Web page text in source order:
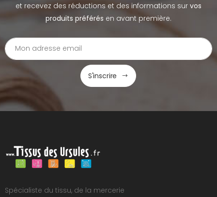
et recevez des réductions et des informations sur vos
produits préférés en avant première.
S'inscrire
Spécialiste du tissu, de la mercerie